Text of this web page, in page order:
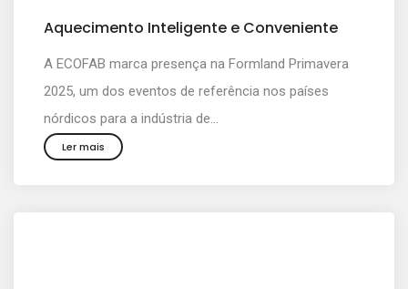
Aquecimento Inteligente e Conveniente
A ECOFAB marca presença na Formland Primavera
2025, um dos eventos de referência nos países
nórdicos para a indústria de...
Ler mais